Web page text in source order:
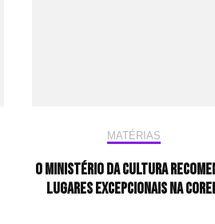
MATÉRIAS
O Ministério da Cultura
lugares excepcionais na